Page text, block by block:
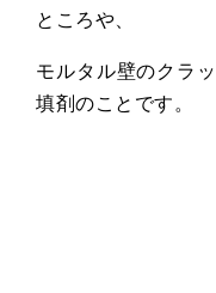
ところや、
モルタル壁のクラ
填剤のことです。